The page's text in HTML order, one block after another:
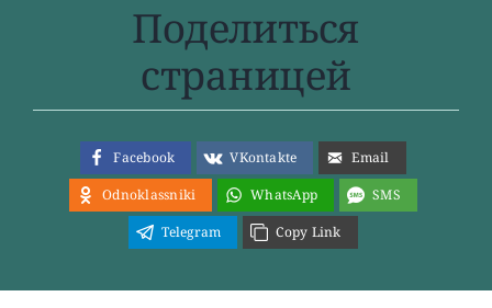
Поделиться
страницей
Facebook VKontakte
Email
Odnoklassniki
WhatsApp
SMS
Telegram
Copy Link